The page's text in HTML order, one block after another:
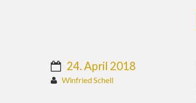
24. April 2018
Winfried Schell